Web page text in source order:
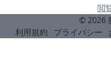
閲
© 2026
利用規約
プライバシー